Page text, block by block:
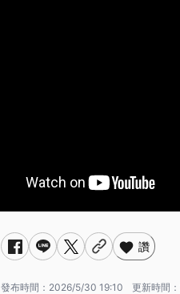
讚
發布時間： 2026/5/30 19:10 更新時間：